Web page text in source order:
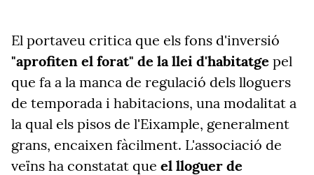
El portaveu critica que els fons d'inversió
"aprofiten el forat" de la llei d'habitatge pel
que fa a la manca de regulació dels lloguers
de temporada i habitacions, una modalitat a
la qual els pisos de l'Eixample, generalment
grans, encaixen fàcilment. L'associació de
veïns ha constatat que el lloguer de